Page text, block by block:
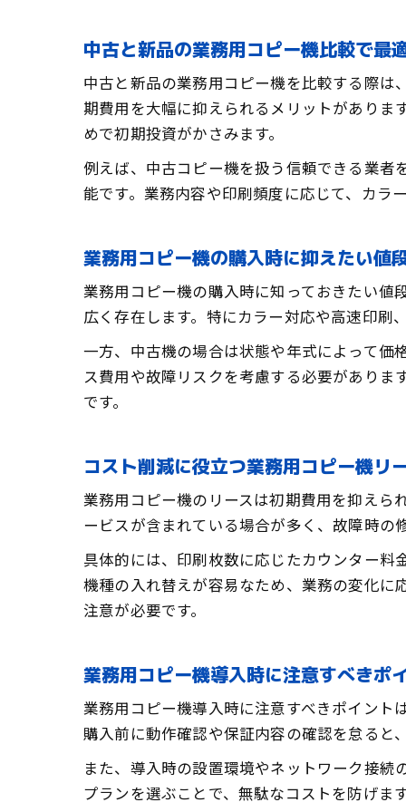
中古と新品の業務用コピー機比較で最
中古と新品の業務用コピー機を比較する際は
期費用を大幅に抑えられるメリットがありま
めで初期投資がかさみます。
例えば、中古コピー機を扱う信頼できる業者
能です。業務内容や印刷頻度に応じて、カラ
業務用コピー機の購入時に抑えたい値
業務用コピー機の購入時に知っておきたい値
広く存在します。特にカラー対応や高速印刷
一方、中古機の場合は状態や年式によって価
ス費用や故障リスクを考慮する必要がありま
です。
コスト削減に役立つ業務用コピー機リ
業務用コピー機のリースは初期費用を抑えら
ービスが含まれている場合が多く、故障時の
具体的には、印刷枚数に応じたカウンター料
機種の入れ替えが容易なため、業務の変化に
注意が必要です。
業務用コピー機導入時に注意すべきポ
業務用コピー機導入時に注意すべきポイント
購入前に動作確認や保証内容の確認を怠ると
また、導入時の設置環境やネットワーク接
プランを選ぶことで、無駄なコストを防げま